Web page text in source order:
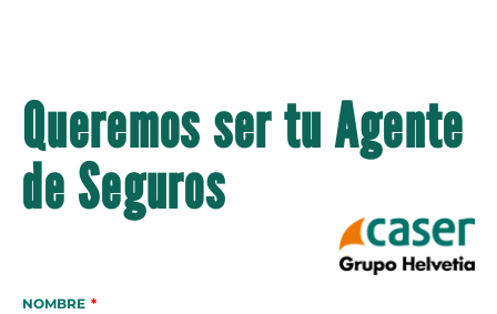
Queremos ser tu Agente
de Seguros
NOMBRE